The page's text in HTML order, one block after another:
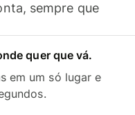
sempre que
quer que vá.
em um só lugar e